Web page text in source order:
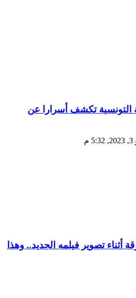
التونسية تكشف أسرارا عن
تصوير فيلمه الجديد.. وهذا